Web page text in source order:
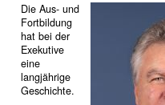
Die Aus- und
Fortbildung
hat bei der
Exekutive
eine
langjährige
Geschichte.